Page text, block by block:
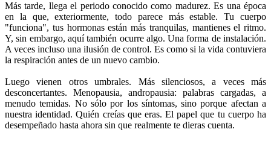
Más tarde, llega el periodo conocido como madurez. Es una época
en la que, exteriormente, todo parece más estable. Tu cuerpo
"funciona", tus hormonas están más tranquilas, mantienes el ritmo.
Y, sin embargo, aquí también ocurre algo. Una forma de instalación.
A veces incluso una ilusión de control. Es como si la vida contuviera
la respiración antes de un nuevo cambio.
Luego vienen otros umbrales. Más silenciosos, a veces más
desconcertantes. Menopausia, andropausia: palabras cargadas, a
menudo temidas. No sólo por los síntomas, sino porque afectan a
nuestra identidad. Quién creías que eras. El papel que tu cuerpo ha
desempeñado hasta ahora sin que realmente te dieras cuenta.